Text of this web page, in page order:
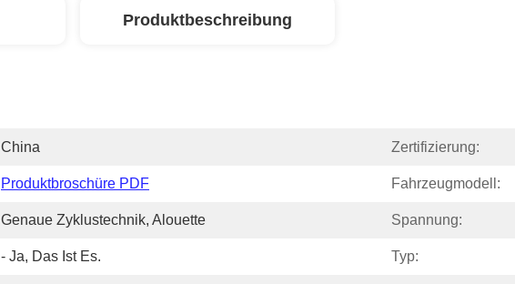
Produktbeschreibung
China Zertifizierung:
Produktbroschüre PDF Fahrzeugmodell:
Genaue Zyklustechnik, Alouette Spannung:
- Ja, Das Ist Es. Typ: